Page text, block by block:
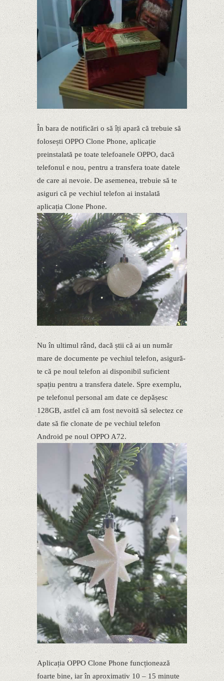
În bara de notificări o să îți apară că trebuie să
folosești OPPO Clone Phone, aplicație
preinstalată pe toate telefoanele OPPO, dacă
telefonul e nou, pentru a transfera toate datele
de care ai nevoie. De asemenea, trebuie să te
asiguri că pe vechiul telefon ai instalată
aplicația Clone Phone.
Nu în ultimul rând, dacă știi că ai un număr
mare de documente pe vechiul telefon, asigură-
te că pe noul telefon ai disponibil suficient
spațiu pentru a transfera datele. Spre exemplu,
pe telefonul personal am date ce depășesc
128GB, astfel că am fost nevoită să selectez ce
date să fie clonate de pe vechiul telefon
Android pe noul OPPO A72.
Aplicația OPPO Clone Phone funcționează
foarte bine, iar în aproximativ 10 – 15 minute